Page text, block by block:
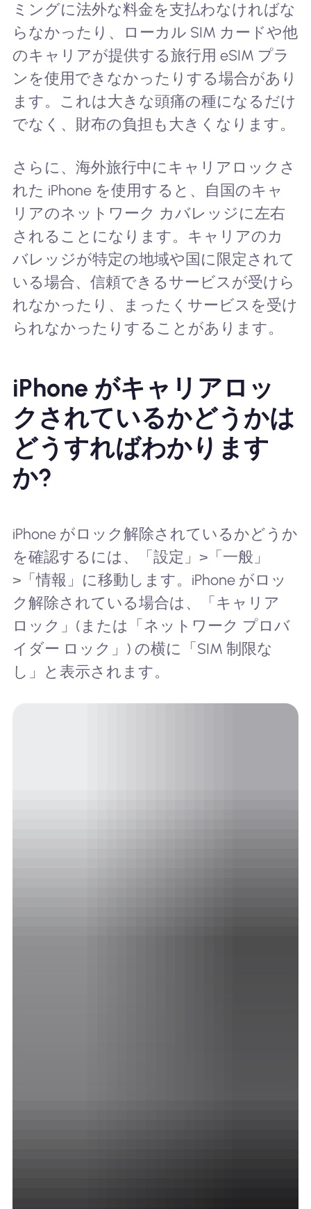
ミングに法外な料金を支払わなければな
らなかったり、ローカル SIM カードや他
のキャリアが提供する旅行用 eSIM プラ
ンを使用できなかったりする場合があり
ます。これは大きな頭痛の種になるだけ
でなく、財布の負担も大きくなります。
さらに、海外旅行中にキャリアロックさ
れた iPhone を使用すると、自国のキャ
リアのネットワーク カバレッジに左右
されることになります。キャリアのカ
バレッジが特定の地域や国に限定されて
いる場合、信頼できるサービスが受けら
れなかったり、まったくサービスを受け
られなかったりすることがあります。
iPhone がキャリアロッ
クされているかどうかは
どうすればわかります
か?
iPhone がロック解除されているかどうか
を確認するには、「設定」>「一般」
>「情報」に移動します。iPhone がロッ
ク解除されている場合は、「キャリア
ロック」(または「ネットワーク プロバ
イダー ロック」) の横に「SIM 制限な
し」と表示されます。